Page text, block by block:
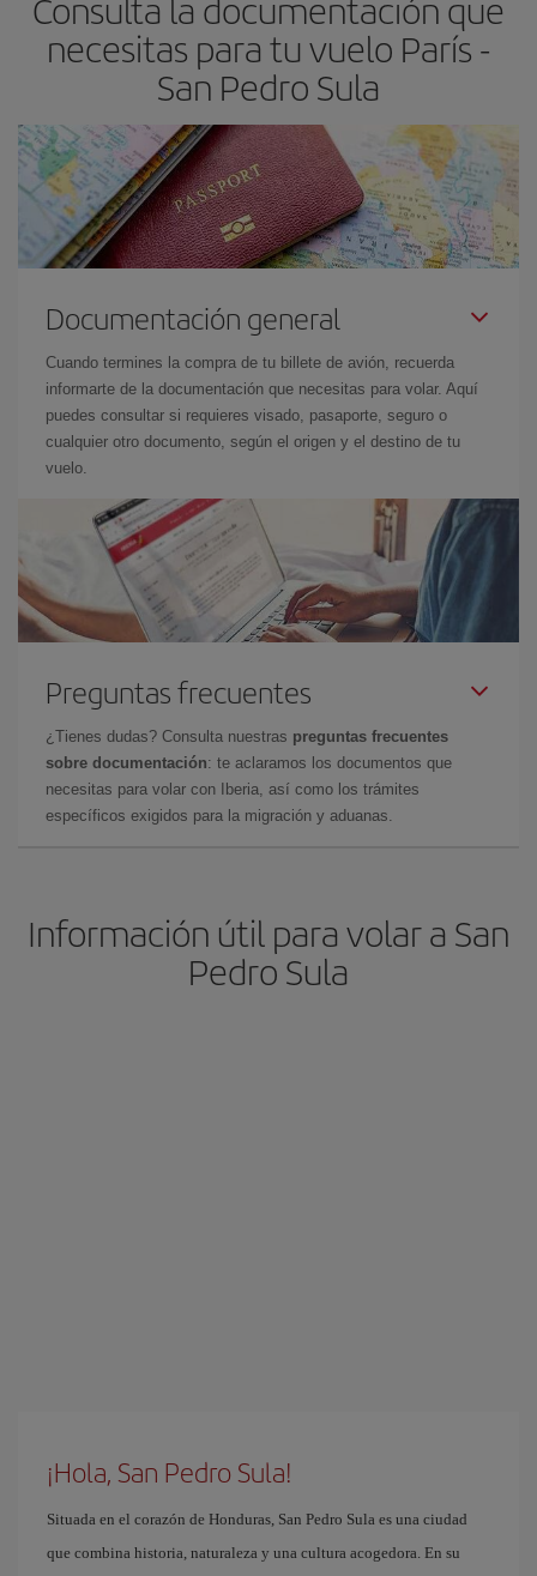
necesitas para tu vuelo París -
San Pedro Sula
Documentación general
Cuando termines la compra de tu billete de avión, recuerda
informarte de la documentación que necesitas para volar. Aquí
puedes consultar si requieres visado, pasaporte, seguro o
cualquier otro documento, según el origen y el destino de tu
vuelo.
Preguntas frecuentes
¿Tienes dudas? Consulta nuestras preguntas frecuentes
sobre documentación: te aclaramos los documentos que
necesitas para volar con Iberia, así como los trámites
específicos exigidos para la migración y aduanas.
Información útil para volar a San
Pedro Sula
¡Hola, San Pedro Sula!
Situada en el corazón de Honduras, San Pedro Sula es una ciudad
que combina historia, naturaleza y una cultura acogedora. En su